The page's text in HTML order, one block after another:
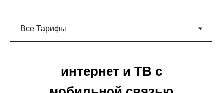
интернет и ТВ с